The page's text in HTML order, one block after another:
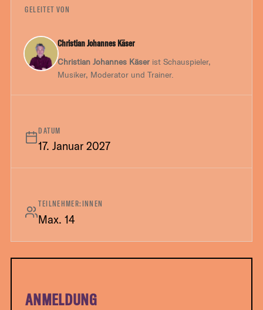
GELEITET VON
Christian Johannes Käser
Christian Johannes Käserist Schauspieler,
Musiker, Moderator und Trainer.
DATUM
17. Januar 2027
TEILNEHMER:INNEN
Max. 14
ANMELDUNG